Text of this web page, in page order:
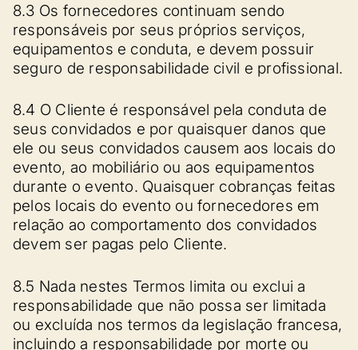
8.3 Os fornecedores continuam sendo
responsáveis por seus próprios serviços,
equipamentos e conduta, e devem possuir
seguro de responsabilidade civil e profissional.
8.4 O Cliente é responsável pela conduta de
seus convidados e por quaisquer danos que
ele ou seus convidados causem aos locais do
evento, ao mobiliário ou aos equipamentos
durante o evento. Quaisquer cobranças feitas
pelos locais do evento ou fornecedores em
relação ao comportamento dos convidados
devem ser pagas pelo Cliente.
8.5 Nada nestes Termos limita ou exclui a
responsabilidade que não possa ser limitada
ou excluída nos termos da legislação francesa,
incluindo a responsabilidade por morte ou